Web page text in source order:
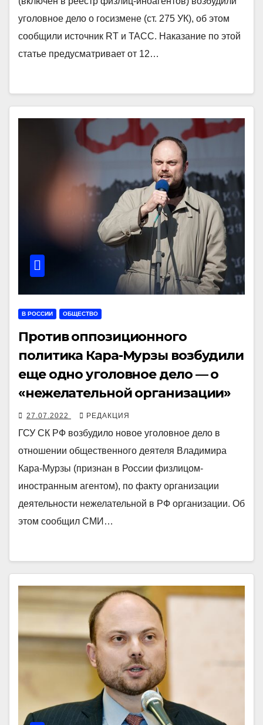
уголовное дело о госизмене (ст. 275 УК), об этом
сообщили источник RT и ТАСС. Наказание по этой
статье предусматривает от 12…
В РОССИИ ОБЩЕСТВО
Против оппозиционного
политика Кара-Мурзы возбудили
еще одно уголовное дело — о
«нежелательной организации»
27.07.2022 РЕДАКЦИЯ
ГСУ СК РФ возбудило новое уголовное дело в
отношении общественного деятеля Владимира
Кара-Мурзы (признан в России физлицом-
иностранным агентом), по факту организации
деятельности нежелательной в РФ организации. Об
этом сообщил СМИ…